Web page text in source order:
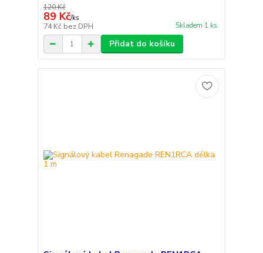
120 Kč
89 Kč/ks
74 Kč bez DPH Skladem 1 ks
Přidat do košíku